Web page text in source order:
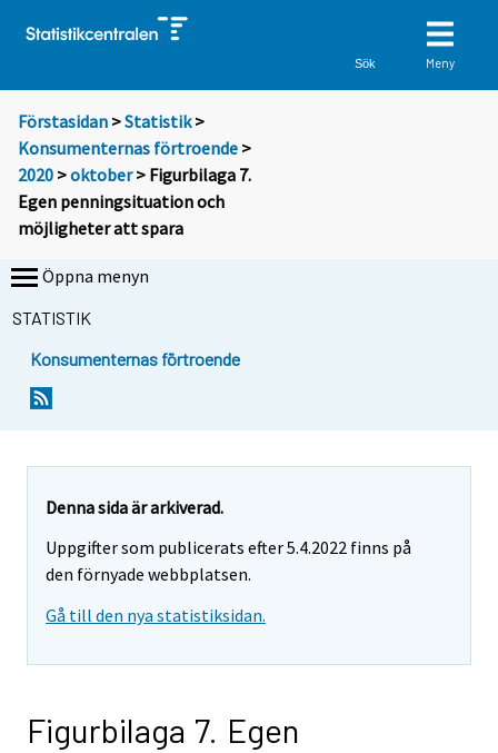
Sök Meny
Förstasidan >Statistik >
Konsumenternas förtroende >
2020 >oktober> Figurbilaga 7.
Egen penningsituation och
möjligheter att spara
Öppna menyn
STATISTIK
Konsumenternas förtroende
Denna sida är arkiverad.
Uppgifter som publicerats efter 5.4.2022 finns på
den förnyade webbplatsen.
Gå till den nya statistiksidan.
Figurbilaga 7. Egen